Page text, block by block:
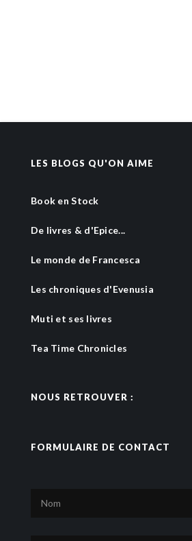
LES BLOGS QU'ON AIME
Book en Stock
De livres & d'Epice...
Le monde de Francesca
Les chroniques d'Evenusia
Muti et ses livres
Tea Time Chronicles
NOUS RETROUVER :
FORMULAIRE DE CONTACT